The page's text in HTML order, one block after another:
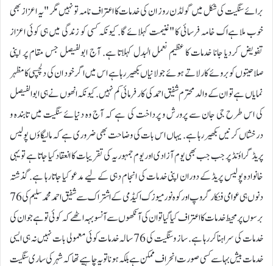
برائے سنگیت کی شکل میں گولڈن روز ان کی خدمات کا اعتراف نامہ تو نہیں مگر "یہ اعزاز بھی
خوب ملا ہےاک خامہ فرسائی کا "غنیمت کہلائے گا. کیونکہ کسی کو زندگی میں ہی کوئی اعزاز
تفویض کردیا جانا خدمات کا عظیم نعمل البدل کہلاتا ہے. آج ابولفیصل جس مقام پر اپنی
صلاحیتوں کو بروئے کار لاتے ہوئے جولانیاں بکھیر رہا ہے اس میں اگر خود ان کی دلچسپی کا مظہر
نمایاں ہے تو ان کے والد محترم شفیق احمد کی کار فرمائی کم نہیں. کیونکہ انھوں نے ہی ابوالفیصل
کی اس طرح جی جان سے پرورش و پرداخت کی ہے کہ آج وہ دنیائے سنگیت میں تابندہ و
درخشاں کرنیں بکھیر رہا ہے. یہاں اس بات کی وضاحت بھی ضروری ہے کہ مالیگاؤں پولیس
پریڈ گراؤنڈ پر جب جب بھی یوم آزادی اور یوم جمہوریہ کی تقریبات کا انعقاد کیا جاتا ہے تو یہی
خانوادہ پولیس پریڈ کے دوران اپنی خدمات کی انجام دہی کے لیے مدعو کیا جاتا رہا ہے. گذشتہ
دنوں ہی عوامی فنکار گروپ اور کوہ نور میوزک اکیڈمی کے اشتراک سے شفیق احمد محمد سلیم کی 76
برسوں پر محیط خدمات کا اعتراف کیا گیا تو ان کی آنکھوں سے آنسو بہہ اٹھے کہ کوئی تو ہے جو ان کی
خدمات کی سراہنا کررہا ہے. ساز و سنگیت کی 76 سالہ خدمات کوئی معمولی بات نہیں نہ ہی ایسی
خدمات بیش بہا سے کسی صورت انحراف ممکن ہے بلکہ ہونا تو یہ چاہیے تھا کہ شہر کی ساری سنگیت